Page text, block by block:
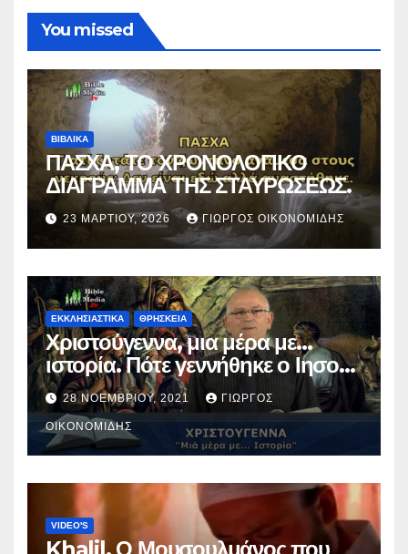
You missed
ΒΙΒΛΙΚΑ
ΠΑΣΧΑ, ΤΟ ΧΡΟΝΟΛΟΓΙΚΟ
ΔΙΑΓΡΑΜΜΑ ΤΗΣ ΣΤΑΥΡΩΣΕΩΣ.
23 ΜΑΡΤΊΟΥ, 2026 ΓΙΏΡΓΟΣ ΟΙΚΟΝΟΜΊΔΗΣ
ΕΚΚΛΗΣΙΑΣΤΙΚΑ ΘΡΗΣΚΕΙΑ
Χριστούγεννα, μια μέρα με…
ιστορία. Πότε γεννήθηκε ο Ιησούς
Χριστός; (Βίντεο).
28 ΝΟΕΜΒΡΊΟΥ, 2021 ΓΙΏΡΓΟΣ
ΟΙΚΟΝΟΜΊΔΗΣ
VIDEO'S